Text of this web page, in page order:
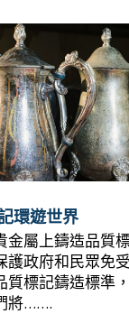
環遊世界
金屬上鑄造品質
護政府和民眾免
質標記鑄造標準
將…….